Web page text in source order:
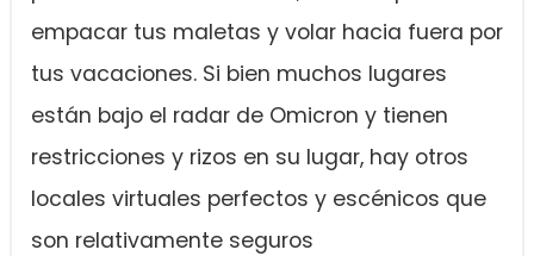
empacar tus maletas y volar hacia fuera por
tus vacaciones. Si bien muchos lugares
están bajo el radar de Omicron y tienen
restricciones y rizos en su lugar, hay otros
locales virtuales perfectos y escénicos que
son relativamente seguros